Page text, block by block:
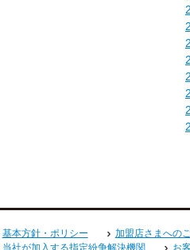
基本方針・ポリシー
加盟店さまへの
当社が加入する指定紛争解決機関
お